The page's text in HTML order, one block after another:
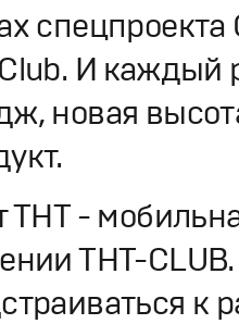
спецпроекта
И каждый
новая
ТНТ -
ТНТ-
к